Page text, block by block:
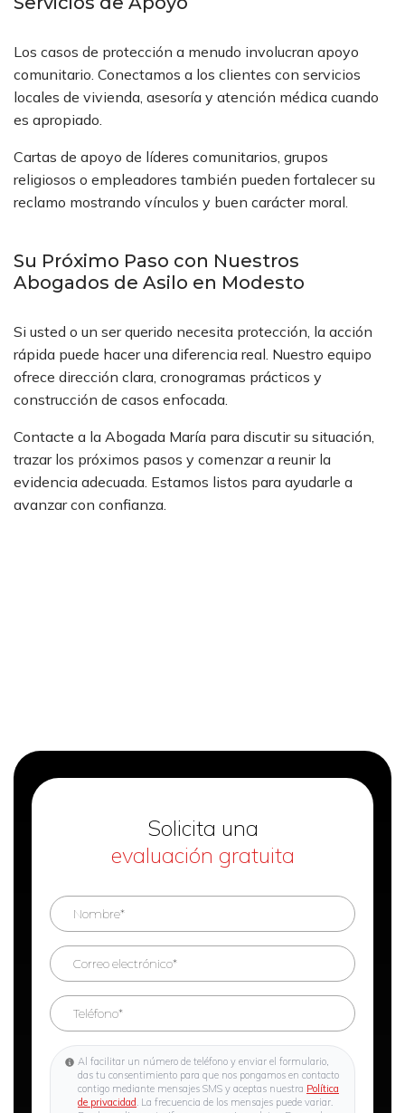
Los casos de protección a menudo involucran apoyo
comunitario. Conectamos a los clientes con servicios
locales de vivienda, asesoría y atención médica cuando
es apropiado.
Cartas de apoyo de líderes comunitarios, grupos
religiosos o empleadores también pueden fortalecer su
reclamo mostrando vínculos y buen carácter moral.
Su Próximo Paso con Nuestros
Abogados de Asilo en Modesto
Si usted o un ser querido necesita protección, la acción
rápida puede hacer una diferencia real. Nuestro equipo
ofrece dirección clara, cronogramas prácticos y
construcción de casos enfocada.
Contacte a la Abogada María para discutir su situación,
trazar los próximos pasos y comenzar a reunir la
evidencia adecuada. Estamos listos para ayudarle a
avanzar con confianza.
Solicita una
evaluación gratuita
Al facilitar un número de teléfono y enviar el formulario,
das tu consentimiento para que nos pongamos en contacto
contigo mediante mensajes SMS y aceptas nuestra Política
de privacidad. La frecuencia de los mensajes puede variar.